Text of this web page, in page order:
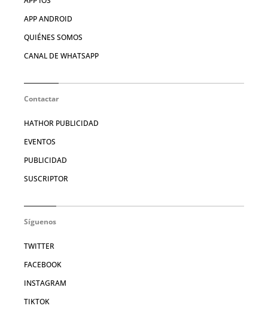
APP ANDROID
QUIÉNES SOMOS
CANAL DE WHATSAPP
Contactar
HATHOR PUBLICIDAD
EVENTOS
PUBLICIDAD
SUSCRIPTOR
Síguenos
TWITTER
FACEBOOK
INSTAGRAM
TIKTOK